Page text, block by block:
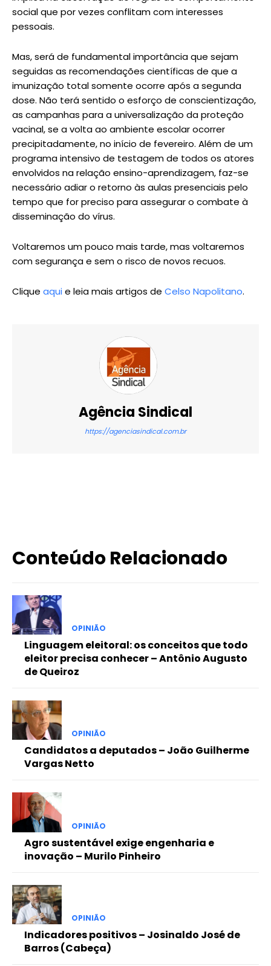
social que por vezes conflitam com interesses
pessoais.
Mas, será de fundamental importância que sejam
seguidas as recomendações científicas de que a
imunização total somente ocorre após a segunda
dose. Não terá sentido o esforço de conscientização,
as campanhas para a universalização da proteção
vacinal, se a volta ao ambiente escolar ocorrer
precipitadamente, no início de fevereiro. Além de um
programa intensivo de testagem de todos os atores
envolvidos na relação ensino-aprendizagem, faz-se
necessário adiar o retorno às aulas presenciais pelo
tempo que for preciso para assegurar o combate à
disseminação do vírus.
Voltaremos um pouco mais tarde, mas voltaremos
com segurança e sem o risco de novos recuos.
Clique aquie leia mais artigos de Celso Napolitano.
Agência Sindical
https://agenciasindical.com.br
Conteúdo Relacionado
OPINIÃO
Linguagem eleitoral: os conceitos que todo
eleitor precisa conhecer – Antônio Augusto
de Queiroz
OPINIÃO
Candidatos a deputados – João Guilherme
Vargas Netto
OPINIÃO
Agro sustentável exige engenharia e
inovação – Murilo Pinheiro
OPINIÃO
Indicadores positivos – Josinaldo José de
Barros (Cabeça)